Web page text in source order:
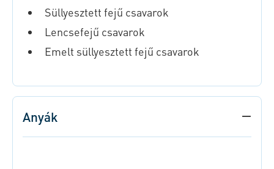
Süllyesztett fejű csavarok
Lencsefejű csavarok
Emelt süllyesztett fejű csavarok
Anyák